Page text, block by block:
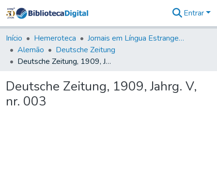
&
Coleções
Tudo na
Biblioteca
Estatísticas
Entrar
Início Hemeroteca
Jornais em Língua Estrangeira
Alemão
Deutsche Zeitung
Deutsche Zeitung, 1909, Jahrg. V, nr. 003
Deutsche Zeitung, 1909, Jahrg. V,
nr. 003